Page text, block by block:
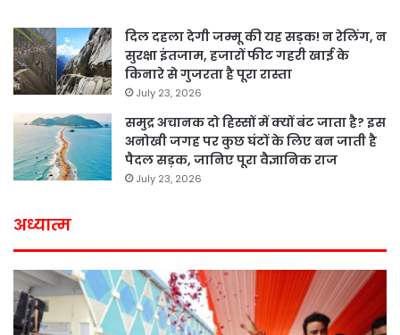
दिल दहला देगी जम्मू की यह सड़क! न रेलिंग, न
सुरक्षा इंतजाम, हजारों फीट गहरी खाई के
किनारे से गुजरता है पूरा रास्ता
July 23, 2026
समुद्र अचानक दो हिस्सों में क्यों बंट जाता है? इस
अनोखी जगह पर कुछ घंटों के लिए बन जाती है
पैदल सड़क, जानिए पूरा वैज्ञानिक राज
July 23, 2026
अध्यात्म